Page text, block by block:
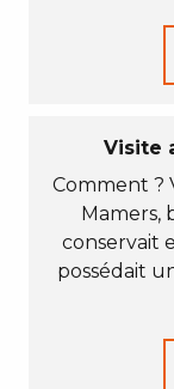
Visite
Comment ?
Mamers,
conservait
possédait